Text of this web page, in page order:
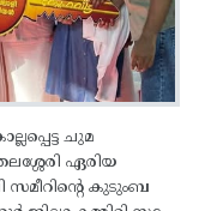
ചുമ
ഏരിയ
സമീറിന്റെ കുടുംബ